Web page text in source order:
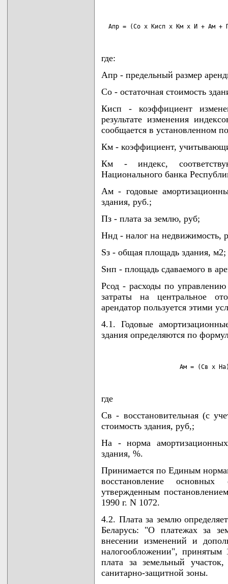
Апр = (Со х Кисп х Км х И + Ам +
где:
Апр - предельный размер
Со - остаточная стоимость
Кисп - коэффициент
результате изменения
сообщается в установленном
Км - коэффициент,
Км - индекс,
Национального банка
Ам - годовые
здания, руб.;
Пз - плата за землю, руб;
Ннд - налог на недвижимость,
Sз - общая площадь здания, м2;
Sнп - площадь сдаваемого в
Рсод - расходы по
затраты на центральное
арендатор пользуется этими
4.1. Годовые
здания определяются по
Ам = (Св х
где
Св - восстановительная (с
стоимость здания, руб,;
На - норма
здания, %.
Принимается по Единым
восстановление
утвержденным
1990 г. N 1072.
4.2. Плата за землю
Беларусь: "О платежах за
внесении изменений и
налогообложении", принятым
плата за земельный
санитарно-защитной зоны.